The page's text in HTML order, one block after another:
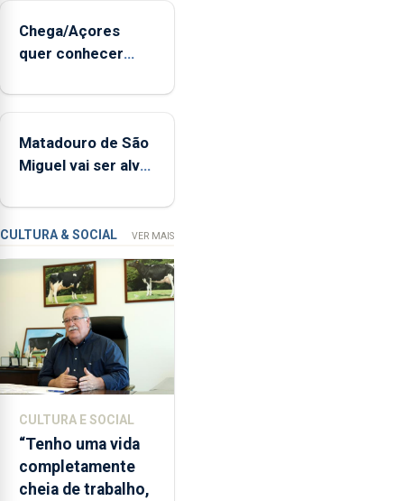
uma
harpa,
permitindo
reforçar
condições
de
ensino
instituição
Chega/Açores
quer conhecer
controlar a dívida
Matadouro de São
Miguel vai ser alvo
CULTURA & SOCIAL VER MAIS
CULTURA E SOCIAL
“Tenho uma vida
completamente
cheia de trabalho,